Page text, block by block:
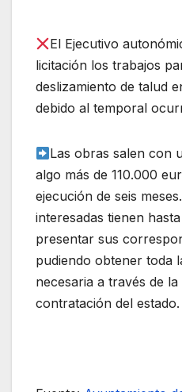
El Ejecutivo
licitación los trabajos
deslizamiento de talud
debido al temporal
Las obras salen con
algo más de 110.000
ejecución de seis
interesadas tienen
presentar sus
pudiendo obtener toda
necesaria a través de
contratación del estado.